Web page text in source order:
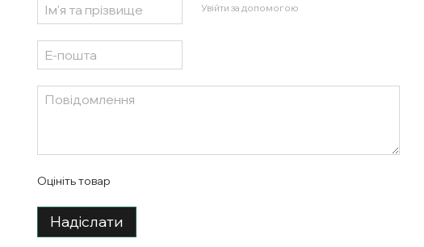
Увійти за допомогою
Оцініть товар
Надіслати